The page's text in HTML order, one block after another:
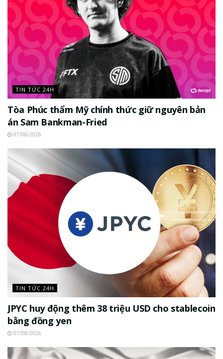
TIN TỨC 24H
Tòa Phúc thẩm Mỹ chính thức giữ nguyên bản
án Sam Bankman-Fried
07/08/2026
TIN TỨC 24H
JPYC huy động thêm 38 triệu USD cho stablecoin
bằng đồng yen
07/08/2026